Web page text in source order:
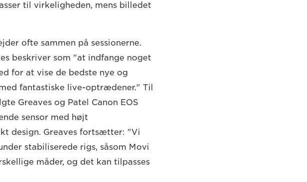
til virkeligheden, mens billedet
ofte sammen på sessionerne.
beskriver som "at indfange noget
for at vise de bedste nye og
fantastiske live-optrædener." Til
Greaves og Patel Canon EOS
sensor med højt
design. Greaves fortsætter: "Vi
stabiliserede rigs, såsom Movi
måder, og det kan tilpasses